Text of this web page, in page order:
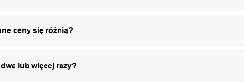
ceny się różnią?
lub więcej razy?